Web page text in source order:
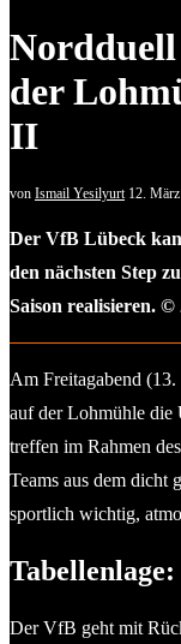
der
II
von Ismail Yesilyurt 12.
Der VfB Lübeck
den nächsten Step
Saison realisieren. ©
Am Freitagabend
auf der Lohmühle die
treffen im Rahmen
Teams aus dem dicht
sportlich wichtig,
Der VfB geht mit